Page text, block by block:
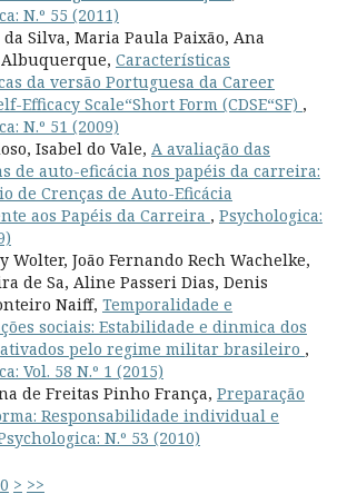
N.º 55 (2011)
da Silva, Maria Paula Paixão, Ana
Características
da versão Portuguesa da Career
Efficacy Scale“Short Form (CDSE“SF) ,
N.º 51 (2009)
Isabel do Vale, A avaliação das
de auto-eficácia nos papéis da carreira:
de Crenças de Auto-Eficácia
aos Papéis da Carreira , Psychologica:
Wolter, João Fernando Rech Wachelke,
de Sa, Aline Passeri Dias, Denis
Naiff, Temporalidade e
sociais: Estabilidade e dinmica dos
pelo regime militar brasileiro ,
Vol. 58 N.º 1 (2015)
de Freitas Pinho França, Preparação
Responsabilidade individual e
N.º 53 (2010)
> >>